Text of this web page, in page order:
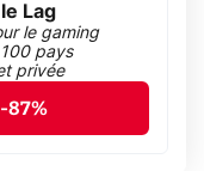
Lag
le gaming
pays
privée
87%